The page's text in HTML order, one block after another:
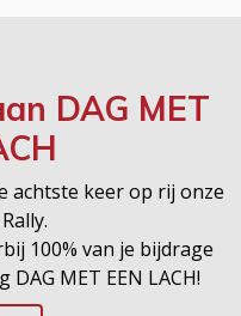
DAG MET
achtste keer op rij onze
100% van je bijdrage
MET EEN LACH!